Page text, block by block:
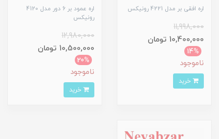
اره افقی بر مدل 4221 رونیکس
11,998,000
10,400,000 تومان
14%
ناموجود
اره عمود بر 6 دور مدل 4120
رونیکس
12,980,000
10,500,000 تومان
20%
ناموجود